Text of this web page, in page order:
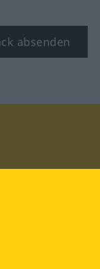
absenden